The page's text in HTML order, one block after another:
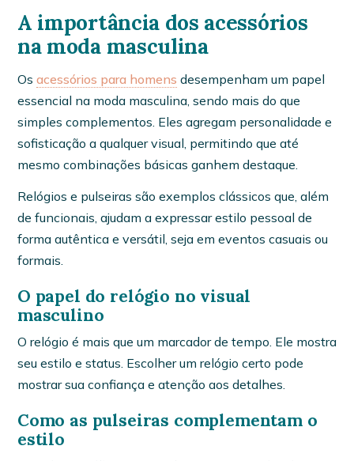
A importância dos acessórios
na moda masculina
Os acessórios para homens desempenham um papel
essencial na moda masculina, sendo mais do que
simples complementos. Eles agregam personalidade e
sofisticação a qualquer visual, permitindo que até
mesmo combinações básicas ganhem destaque.
Relógios e pulseiras são exemplos clássicos que, além
de funcionais, ajudam a expressar estilo pessoal de
forma autêntica e versátil, seja em eventos casuais ou
formais.
O papel do relógio no visual
masculino
O relógio é mais que um marcador de tempo. Ele mostra
seu estilo e status. Escolher um relógio certo pode
mostrar sua confiança e atenção aos detalhes.
Como as pulseiras complementam o
estilo